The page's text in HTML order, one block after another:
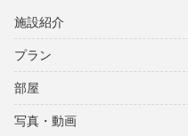
施設紹介
プラン
部屋
写真・動画